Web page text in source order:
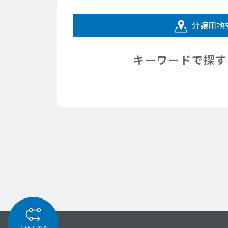
分譲用地
キーワードで探す